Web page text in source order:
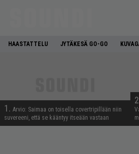
HAASTATTELU JYTÄKESÄ GO-GO
1. Arvio: Saimaa on toisella covertripillään niin
suvereeni, että se kääntyy itseään vastaan